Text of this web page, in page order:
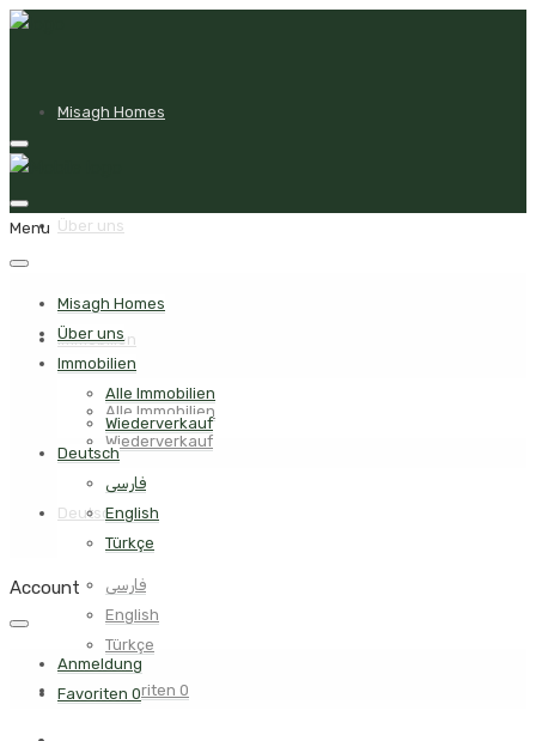
Misagh Homes
Über uns
Immobilien
Alle Immobilien
Wiederverkauf
Deutsch
فارسی
English
Türkçe
Favoriten 0
Menu
Misagh Homes
Über uns
Immobilien
Alle Immobilien
Wiederverkauf
Deutsch
فارسی
English
Türkçe
Account
Anmeldung
Favoriten 0